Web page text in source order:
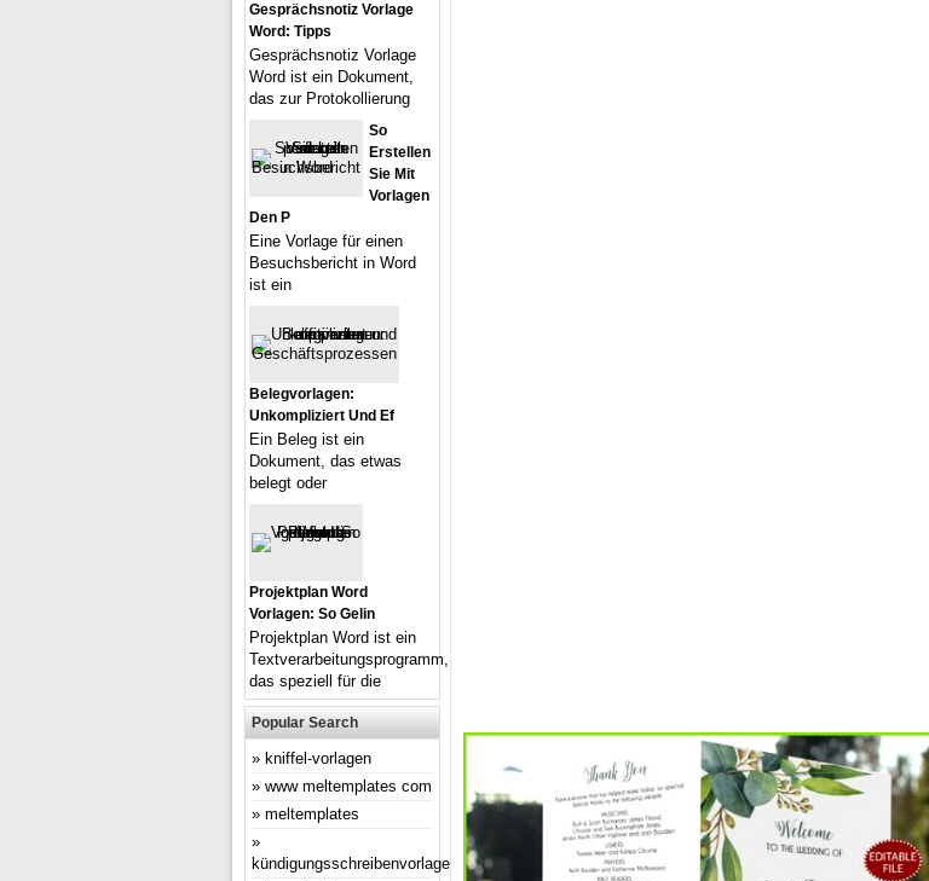
Gesprächsnotiz Vorlage
Word: Tipps
Gesprächsnotiz Vorlage
Word ist ein Dokument,
das zur Protokollierung
So
Erstellen
Sie Mit
Vorlagen
Den P
Eine Vorlage für einen
Besuchsbericht in Word
ist ein
Belegvorlagen:
Unkompliziert Und Ef
Ein Beleg ist ein
Dokument, das etwas
belegt oder
Projektplan Word
Vorlagen: So Gelin
Projektplan Word ist ein
Textverarbeitungsprogramm,
das speziell für die
Popular Search
kniffel-vorlagen
www meltemplates com
meltemplates
kündigungsschreibenvorlage